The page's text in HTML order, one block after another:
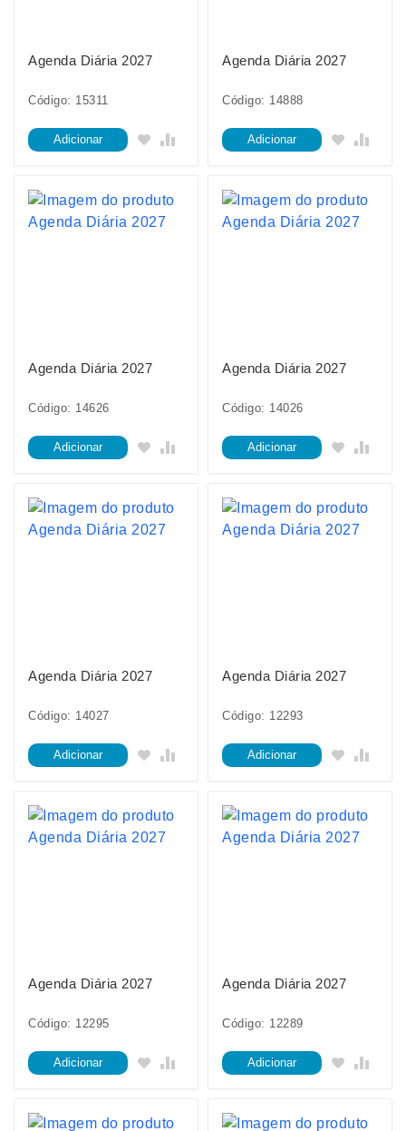
Agenda Diária 2027
Código: 15311
Adicionar
Agenda Diária 2027
Código: 14888
Adicionar
Agenda Diária 2027
Código: 14626
Adicionar
Agenda Diária 2027
Código: 14026
Adicionar
Agenda Diária 2027
Código: 14027
Adicionar
Agenda Diária 2027
Código: 12293
Adicionar
Agenda Diária 2027
Código: 12295
Adicionar
Agenda Diária 2027
Código: 12289
Adicionar